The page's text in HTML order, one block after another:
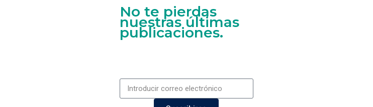
No te pierdas
nuestras últimas
publicaciones.